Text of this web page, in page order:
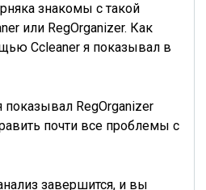
знакомы с такой
или RegOrganizer. Как
Сcleaner я показывал в
RegOrganizer
почти все проблемы с
завершится, и вы